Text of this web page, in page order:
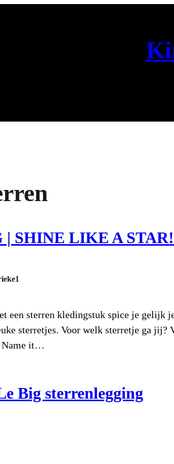
| SHINE LIKE A STAR!
een sterren kledingstuk spice je
sterretjes. Voor welk sterretje ga
Name it…
Big sterrenlegging